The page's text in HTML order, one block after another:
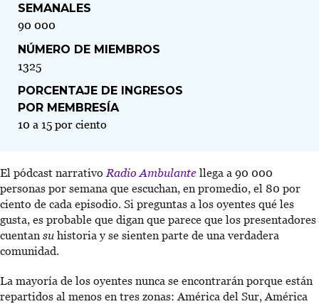
SEMANALES
90 000
NÚMERO DE MIEMBROS
1325
PORCENTAJE DE INGRESOS
POR MEMBRESÍA
10 a 15 por ciento
El pódcast narrativo Radio Ambulante llega a 90 000
personas por semana que escuchan, en promedio, el 80 por
ciento de cada episodio. Si preguntas a los oyentes qué les
gusta, es probable que digan que parece que los presentadores
cuentan su historia y se sienten parte de una verdadera
comunidad.
La mayoría de los oyentes nunca se encontrarán porque están
repartidos al menos en tres zonas: América del Sur, América